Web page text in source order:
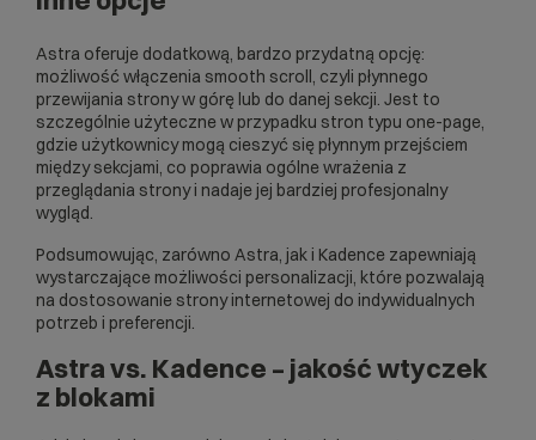
Astra oferuje dodatkową, bardzo przydatną opcję:
możliwość włączenia smooth scroll, czyli płynnego
przewijania strony w górę lub do danej sekcji. Jest to
szczególnie użyteczne w przypadku stron typu one-page,
gdzie użytkownicy mogą cieszyć się płynnym przejściem
między sekcjami, co poprawia ogólne wrażenia z
przeglądania strony i nadaje jej bardziej profesjonalny
wygląd.
Podsumowując, zarówno Astra, jak i Kadence zapewniają
wystarczające możliwości personalizacji, które pozwalają
na dostosowanie strony internetowej do indywidualnych
potrzeb i preferencji.
Astra vs. Kadence – jakość wtyczek
z blokami